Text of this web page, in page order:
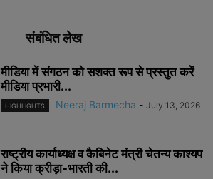
संबंधित लेख
मीडिया में संगठन को सशक्त रूप से प्रस्तुत करें
मीडिया प्रभारी...
HIGHLIGHTS Neeraj Barmecha - July 13, 2026
राष्ट्रीय कार्याध्यक्ष व कैबिनेट मंत्री चेतन्य काश्यप
ने किया क्रीड़ा-भारती की...